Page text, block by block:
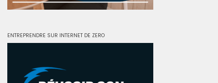
ENTREPRENDRE SUR INTERNET DE ZERO